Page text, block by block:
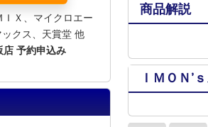
商品解説
ＩＭＯＮ’
ＩＸ、マイクロエー
クス、天賞堂 他
店 予約申込み